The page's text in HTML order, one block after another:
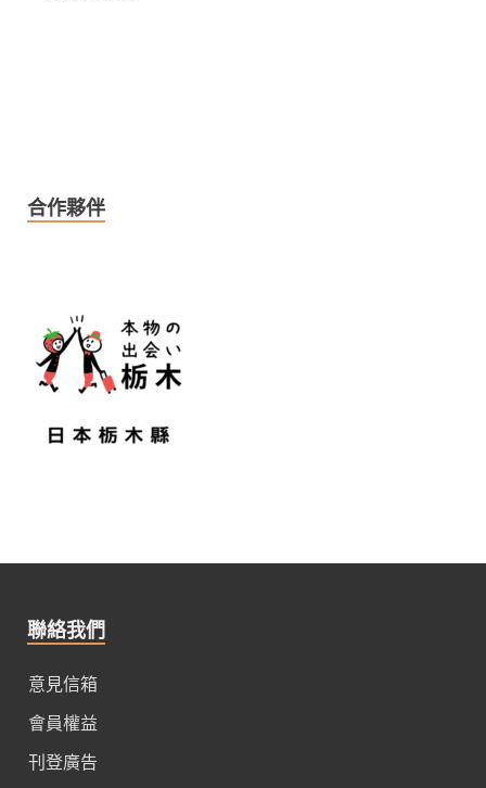
合作夥伴
聯絡我們
意見信箱
會員權益
刊登廣告